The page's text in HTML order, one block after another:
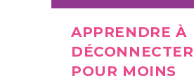
APPRENDRE À
DÉCONNECTER
POUR MOINS